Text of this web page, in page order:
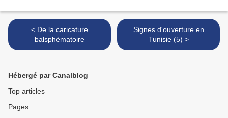
< De la caricature
balsphématoire
Signes d'ouverture en
Tunisie (5) >
Hébergé par Canalblog
Top articles
Pages